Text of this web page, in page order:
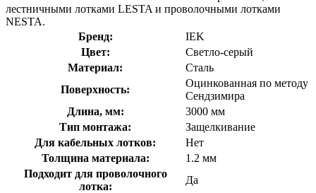
лестничными лотками LESTA и проволочными лотками
NESTA.
Бренд:
IEK
Цвет:
Светло-серый
Материал:
Сталь
Поверхность:
Оцинкованная по методу
Сендзимира
Длина, мм:
3000 мм
Тип монтажа:
Защелкивание
Для кабельных лотков:
Нет
Толщина материала:
1.2 мм
Подходит для проволочного
лотка:
Да